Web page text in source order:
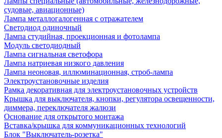
судовые, авиационные)
Лампа металлогалогенная с отражателем
Светодиод одиночный
Лампа студийная, проекционная и фотолампа
Модуль светодиодный
Лампа сигнальная светофора
Лампа натриевая низкого давления
Лампа неоновая, иллюминационная, строб-лампа
Электроустановочные изделия
Рамка декоративная для электроустановочных устройств
Крышка для выключателя, кнопки, регулятора освещенности,
диммера, переключателя жалюзи
Основание для открытого монтажа
Вставка/крышка для коммуникационных технологий
Блок "Выключатель-розетка"